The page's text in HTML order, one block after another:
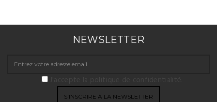
NEWSLETTER
J'accepte la politique de confidentialité.